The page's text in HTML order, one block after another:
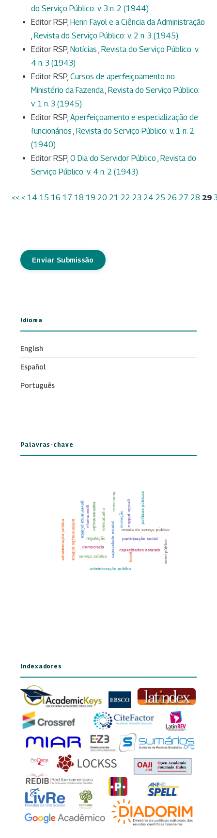
do Serviço Público: v. 3 n. 2 (1944)
Editor RSP, Henri Fayol e a Ciência da Administração
, Revista do Serviço Público: v. 2 n. 3 (1945)
Editor RSP, Notícias , Revista do Serviço Público: v.
4 n. 3 (1943)
Editor RSP, Cursos de aperfeiçoamento no
Ministério da Fazenda, Revista do Serviço Público:
v. 1 n. 3 (1945)
Editor RSP, Aperfeiçoamento e especialização de
funcionários , Revista do Serviço Público: v. 1 n. 2
(1940)
Editor RSP, O Dia do Servidor Público , Revista do
Serviço Público: v. 4 n. 2 (1943)
<< < 14 15 16 17 18 19 20 21 22 23 24 25 26 27 28 29
Enviar Submissão
Idioma
English
Español
Português
Palavras-chave
Indexadores